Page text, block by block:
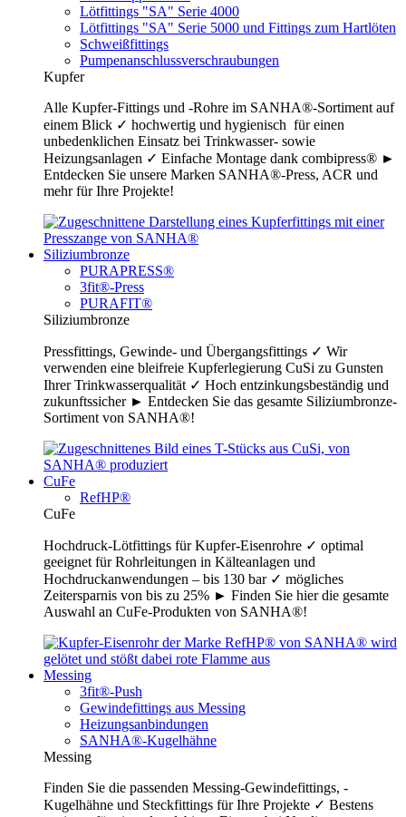
Lötfittings "SA" Serie 4000
Lötfittings "SA" Serie 5000 und Fittings zum Hartlöten
Schweißfittings
Pumpenanschlussverschraubungen
Kupfer
Alle Kupfer-Fittings und -Rohre im SANHA®-Sortiment auf
einem Blick ✓ hochwertig und hygienisch für einen
unbedenklichen Einsatz bei Trinkwasser- sowie
Heizungsanlagen ✓ Einfache Montage dank combipress® ►
Entdecken Sie unsere Marken SANHA®-Press, ACR und
mehr für Ihre Projekte!
Siliziumbronze
PURAPRESS®
3fit®-Press
PURAFIT®
Siliziumbronze
Pressfittings, Gewinde- und Übergangsfittings ✓ Wir
verwenden eine bleifreie Kupferlegierung CuSi zu Gunsten
Ihrer Trinkwasserqualität ✓ Hoch entzinkungsbeständig und
zukunftssicher ► Entdecken Sie das gesamte Siliziumbronze-
Sortiment von SANHA®!
CuFe
RefHP®
CuFe
Hochdruck-Lötfittings für Kupfer-Eisenrohre ✓ optimal
geeignet für Rohrleitungen in Kälteanlagen und
Hochdruckanwendungen – bis 130 bar ✓ mögliches
Zeitersparnis von bis zu 25% ► Finden Sie hier die gesamte
Auswahl an CuFe-Produkten von SANHA®!
Messing
3fit®-Push
Gewindefittings aus Messing
Heizungsanbindungen
SANHA®-Kugelhähne
Messing
Finden Sie die passenden Messing-Gewindefittings, -
Kugelhähne und Steckfittings für Ihre Projekte ✓ Bestens